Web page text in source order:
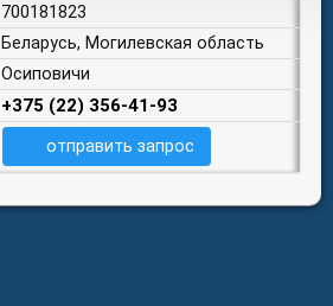
700181823
Беларусь, Могилевская область
Осиповичи
+375 (22) 356-41-93
отправить запрос